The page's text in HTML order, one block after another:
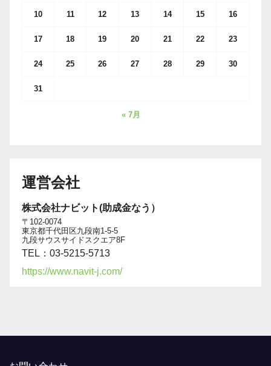
10 11 12 13 14 15 16
17 18 19 20 21 22 23
24 25 26 27 28 29 30
31
« 7月
運営会社
株式会社ナビット(助成金なう）
〒102-0074
東京都千代田区九段南1-5-5
九段サウスサイドスクエア8F
TEL：03-5215-5713
https://www.navit-j.com/